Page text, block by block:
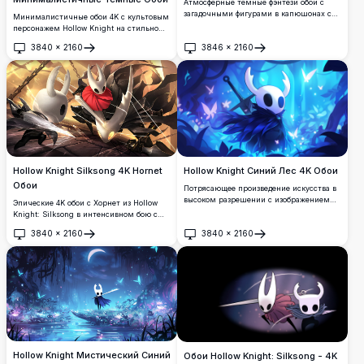
Минималистичные обои 4K с культовым
персонажем Hollow Knight на стильном
графика идеально подходит для фанатов
любимой инди-игры, предлагая чистую
эстетическую привлекательность для
настольных и мобильных дисплеев.
3840 × 2160
Открыть
Атмосферные темные фэнтези обои с
загадочными фигурами в капюшонах с
произведение искусства с
драматическим освещением и
готической эстетикой, идеально
подходящее для создания захватывающей
потусторонней атмосферы.
3846 × 2160
Открыть
Hollow Knight Silksong 4K Hornet
Обои
Эпические 4K обои с Хорнет из Hollow
Knight: Silksong в интенсивном бою с
Высокоразрешающая графика,
демонстрирующая ловкую героиню,
владеющую способностями иглы и
шелка на фоне золотистых атмосферных
задников, идеально подходящая для
игровых дисплеев рабочего стола.
3840 × 2160
Открыть
Hollow Knight Синий Лес 4K Обои
Потрясающее произведение искусства в
высоком разрешении с изображением
стиль cel-shaded анимации со
светящимися бабочками, эфирными
атмосферой, идеально подходящей для
любителей игр и фонов рабочего стола.
3840 × 2160
Открыть
Hollow Knight Мистический Синий
Обои Hollow Knight: Silksong - 4K